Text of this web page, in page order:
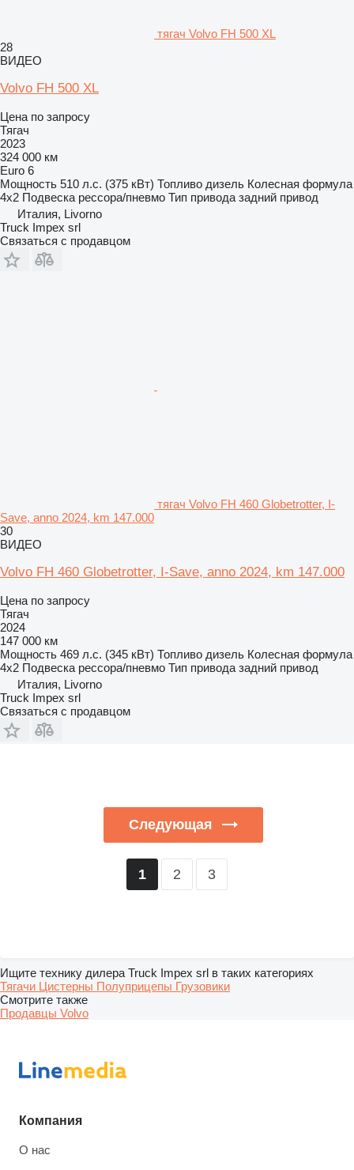
тягач Volvo FH 500 XL
28
ВИДЕО
Volvo FH 500 XL
Цена по запросу
Тягач
2023
324 000 км
Euro 6
Мощность 510 л.с. (375 кВт) Топливо дизель Колесная формула
4x2 Подвеска рессора/пневмо Тип привода задний привод
Италия, Livorno
Truck Impex srl
Связаться с продавцом
тягач Volvo FH 460 Globetrotter, I-
Save, anno 2024, km 147.000
30
ВИДЕО
Volvo FH 460 Globetrotter, I-Save, anno 2024, km 147.000
Цена по запросу
Тягач
2024
147 000 км
Мощность 469 л.с. (345 кВт) Топливо дизель Колесная формула
4x2 Подвеска рессора/пневмо Тип привода задний привод
Италия, Livorno
Truck Impex srl
Связаться с продавцом
Следующая
1 2 3
Ищите технику дилера Truck Impex srl в таких категориях
Тягачи Цистерны Полуприцепы Грузовики
Смотрите также
Продавцы Volvo
Компания
О нас